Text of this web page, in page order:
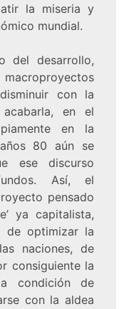
la miseria y
mundial.
del desarrollo,
con la
en el
en la
80 aún se
ese discurso
Así, el
pensado
ya capitalista,
de optimizar la
naciones, de
consiguiente la
condición de
con la aldea